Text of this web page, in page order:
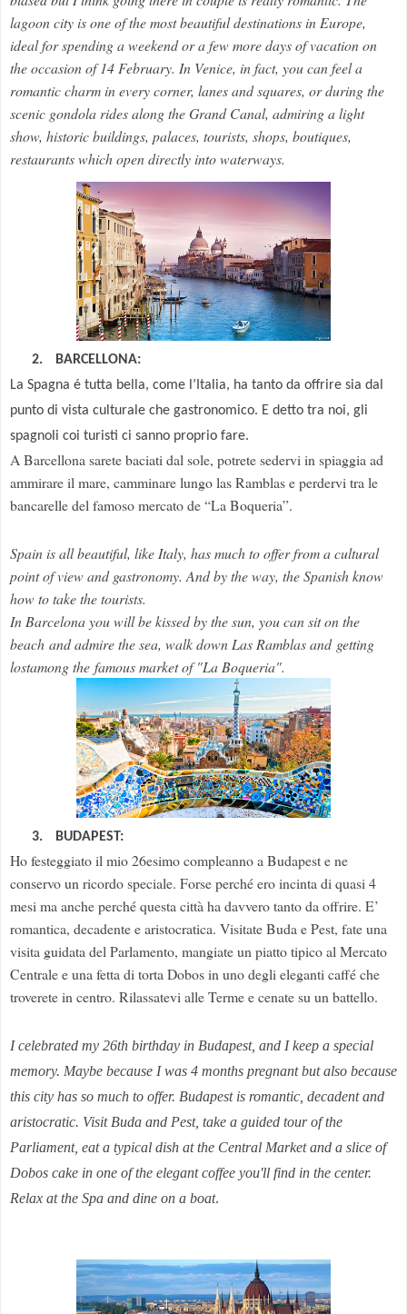
lagoon cityis one of themost beautiful destinationsin Europe,
ideal for spendingaweekend ora few more daysofvacationon
the occasionof 14 February. In Venice, in fact, you canfeel a
romantic charmin every corner, lanes and squares, or duringthe
scenic gondola ridesalong the Grand Canal, admiringa light
show, historic buildings, palaces, tourists, shops, boutiques,
restaurantswhich open directlyinto waterways.
2.
BARCELLONA:
La Spagna é tutta bella, come l’Italia, ha tanto da offrire sia dal
punto di vista culturale che gastronomico. E detto tra noi, gli
spagnoli coi turisti ci sanno proprio fare.
A Barcellona sarete baciati dal sole, potrete sedervi in spiaggia ad
ammirare il mare, camminare lungo las Ramblas e perdervi tra le
bancarelle del famoso mercato de “La Boqueria”.
Spainisall beautiful, like Italy, hasmuch to offerfrom a cultural
point of view and gastronomy. Andby the way, the Spanish know
how to take the tourists.
In Barcelonayou will bekissed by the sun, you can siton the
beach andadmire the sea, walk down Las Ramblas andgetting
lostamong the famous marketof "La Boqueria".
3. BUDAPEST:
Ho festeggiato il mio 26esimo compleanno a Budapest e ne
conservo un ricordo speciale. Forse perché ero incinta di quasi 4
mesi ma anche perché questa città ha davvero tanto da offrire. E’
romantica, decadente e aristocratica. Visitate Buda e Pest, fate una
visita guidata del Parlamento, mangiate un piatto tipico al Mercato
Centrale e una fetta di torta Dobos in uno degli eleganti caffé che
troverete in centro. Rilassatevi alle Terme e cenate su un battello.
I celebrated my 26th birthday in Budapest, and I keep a special
memory. Maybe because I was 4 months pregnantbut also because
this city has so much to offer. Budapest is romantic, decadent and
aristocratic. Visit Buda and Pest, take a guided tour of the
Parliament, eata typical dish at the Central Market and a slice of
Dobos cake in one of the elegant coffee you'll find in the center.
Relax at the Spa and dine on a boat.